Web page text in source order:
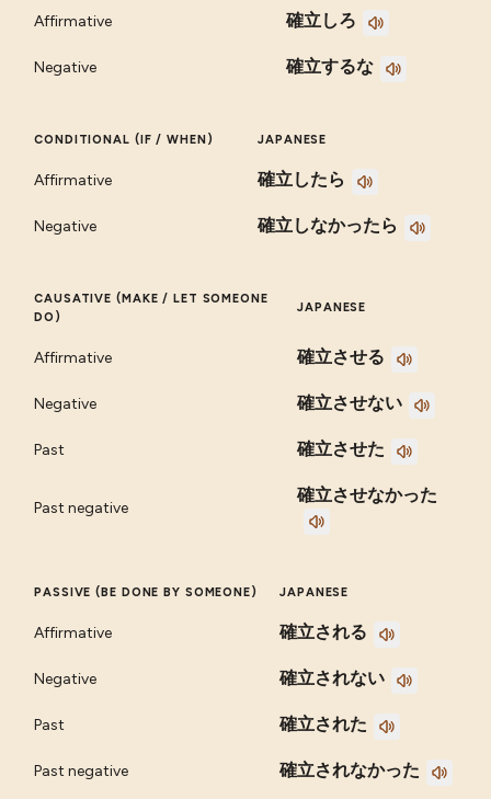
Affirmative 確立しろ
Negative 確立するな
CONDITIONAL (IF / WHEN) JAPANESE
Affirmative 確立したら
Negative 確立しなかったら
CAUSATIVE (MAKE / LET SOMEONE
DO)
JAPANESE
Affirmative 確立させる
Negative 確立させない
Past 確立させた
Past negative
確立させなかった
PASSIVE (BE DONE BY SOMEONE) JAPANESE
Affirmative 確立される
Negative 確立されない
Past 確立された
Past negative 確立されなかった